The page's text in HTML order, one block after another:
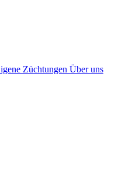
Züchtungen Über uns